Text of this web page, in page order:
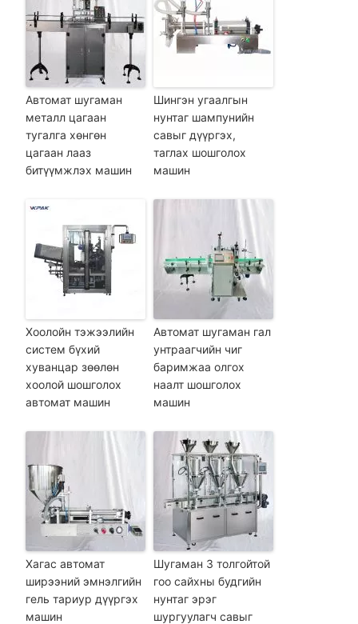
Автомат шугаман
металл цагаан
тугалга хөнгөн
цагаан лааз
битүүмжлэх машин
Шингэн угаалгын
нунтаг шампунийн
савыг дүүргэх,
таглах шошголох
машин
Хоолойн тэжээлийн
систем бүхий
хуванцар зөөлөн
хоолой шошголох
автомат машин
Автомат шугаман гал
унтраагчийн чиг
баримжаа олгох
наалт шошголох
машин
Хагас автомат
ширээний эмнэлгийн
гель тариур дүүргэх
машин
Шугаман 3 толгойтой
гоо сайхны будгийн
нунтаг эрэг
шургуулагч савыг